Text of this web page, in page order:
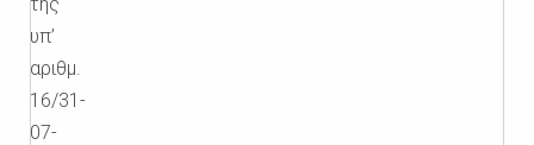
υπ’
αριθμ.
16/31-
07-